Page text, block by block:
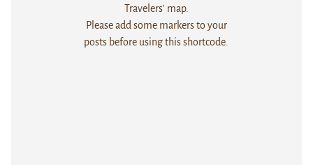
Travelers' map.
Please add some markers to your
posts before using this shortcode.